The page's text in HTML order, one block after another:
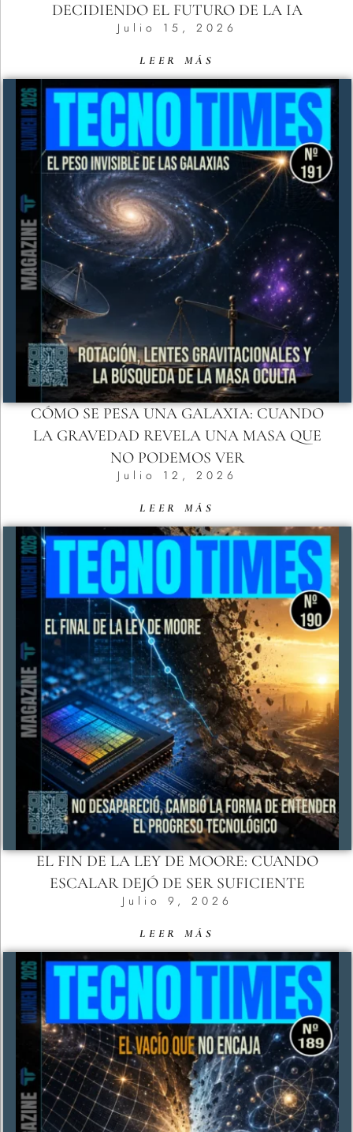
DECIDIENDO EL FUTURO DE LA IA
Julio 15, 2026
LEER MÁS
CÓMO SE PESA UNA GALAXIA: CUANDO
LA GRAVEDAD REVELA UNA MASA QUE
NO PODEMOS VER
Julio 12, 2026
LEER MÁS
EL FIN DE LA LEY DE MOORE: CUANDO
ESCALAR DEJÓ DE SER SUFICIENTE
Julio 9, 2026
LEER MÁS